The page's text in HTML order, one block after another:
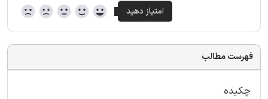
فهرست مطالب
چکیده